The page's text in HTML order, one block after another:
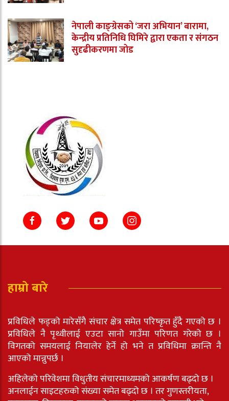
नेपाली काङ्ग्रेसको ‘जरा अभियान’ बारामा,
केन्द्रीय प्रतिनिधि घिमिरे द्वारा एकता र संगठन
सुदृढीकरणमा जोड
हाम्रो बारे
प्रविधिले फड्को मारेसँगै संचार क्षेत्र समेत परिष्कृत हुँदै गएको छ ।
प्रविधिले नै पृथ्वीलाई एउटा सानो गाउँमा परिणत गरेको छ ।
विगतको समयलाई नियालेर हेर्ने हो भने त प्रविधिमा क्रान्ति नै
आएको मान्नुपर्छ ।
अहिलेको परिवेशमा विधुतीय संचारमाध्यमको आकर्षण बढ्दो छ ।
अनलाईन साइटहरुको संख्या समेत बढ्दो छ । तर गुणस्तरीयता,